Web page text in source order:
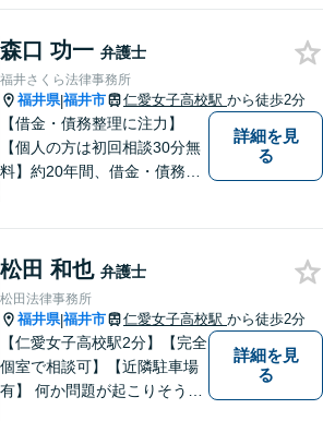
お気軽にご相談ください。
【法テラス利用可】【完全個
室】【夜間・休日面談可】
森口 功一 弁護士
福井さくら法律事務所
福井県|福井市 仁愛女子高校駅 から徒歩2分
【借金・債務整理に注力】
【個人の方は初回相談30分無
料】約20年間、借金・債務整
務所にお越しください。経験
と信頼による手厚いサポート
をさせていただきます。
詳細を見
る
松田 和也 弁護士
松田法律事務所
福井県|福井市 仁愛女子高校駅 から徒歩2分
【仁愛女子高校駅2分】【完全
個室で相談可】【近隣駐車場
有】 何か問題が起こりそうと
詳細を見
る